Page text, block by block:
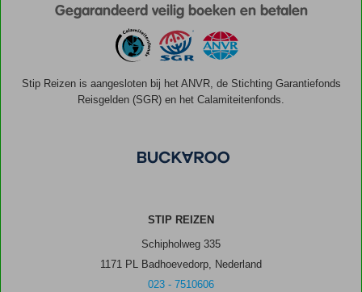
Gegarandeerd veilig boeken en betalen
Stip Reizen is aangesloten bij het ANVR, de Stichting Garantiefonds
Reisgelden (SGR) en het Calamiteitenfonds.
STIP REIZEN
Schipholweg 335
1171 PL Badhoevedorp, Nederland
023 - 7510606